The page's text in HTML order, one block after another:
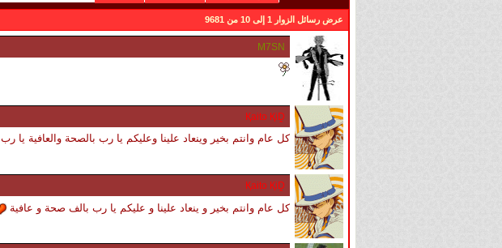
عرض رسائل الزوار 1 إلى 10 من 9681
M7SN
Қaito ҚiḒ
كل عام وانتم بخير وينعاد علينا وعليكم يا رب بالصحة والعافية يا رب
Қaito ҚiḒ
كل عام وانتم بخير و ينعاد علينا و عليكم يا رب بالف صحة و عافية